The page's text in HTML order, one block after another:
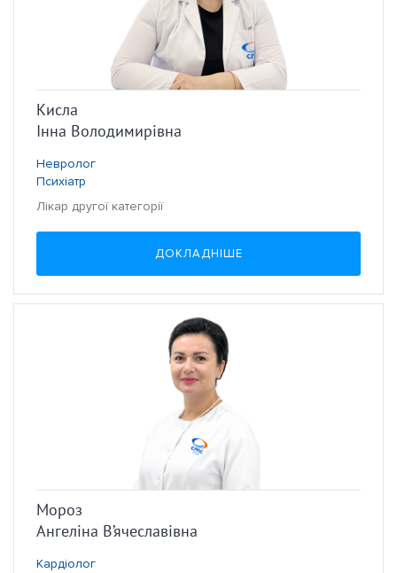
Кисла
Інна Володимирівна
Невролог
Психіатр
Лікар другої категорії
ДОКЛАДНІШЕ
Мороз
Ангеліна В’ячеславівна
Кардіолог